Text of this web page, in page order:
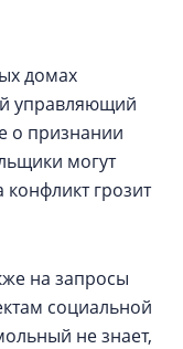
домах
управляющий
о признании
могут
конфликт грозит
на запросы
социальной
не знает,